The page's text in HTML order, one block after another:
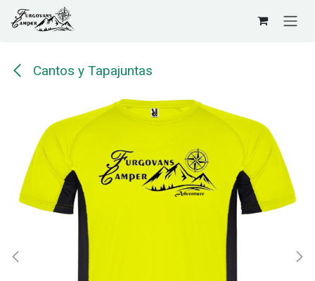
Ir al contenido
Cantos y Tapajuntas